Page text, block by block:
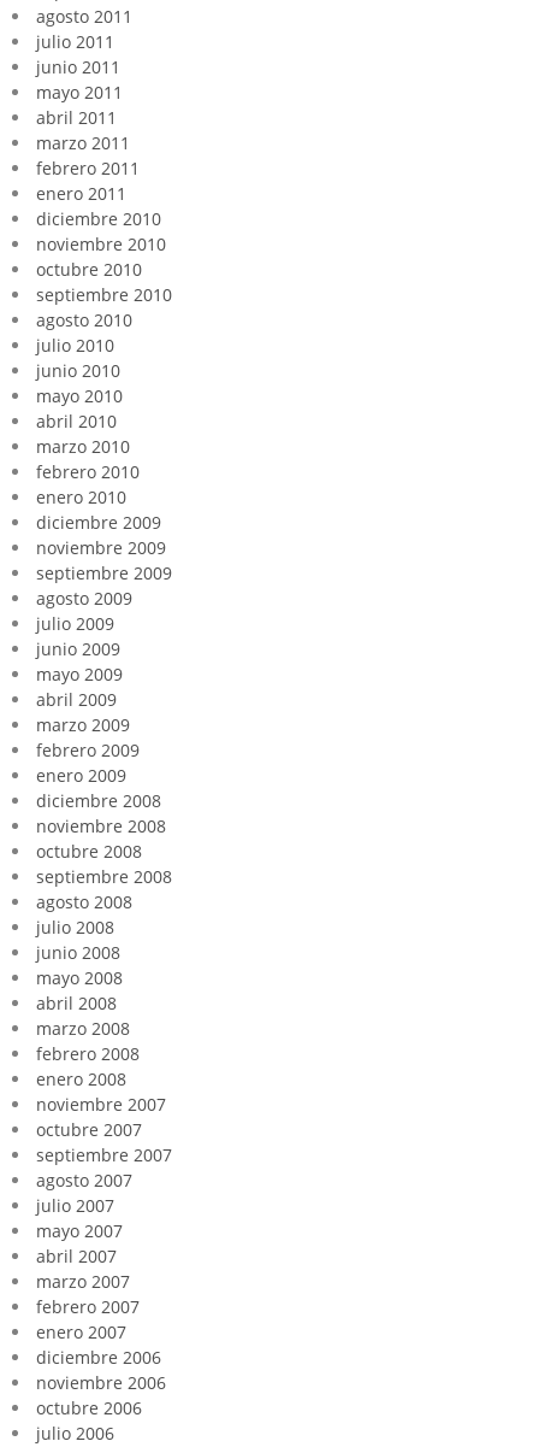
agosto 2011
julio 2011
junio 2011
mayo 2011
abril 2011
marzo 2011
febrero 2011
enero 2011
diciembre 2010
noviembre 2010
octubre 2010
septiembre 2010
agosto 2010
julio 2010
junio 2010
mayo 2010
abril 2010
marzo 2010
febrero 2010
enero 2010
diciembre 2009
noviembre 2009
septiembre 2009
agosto 2009
julio 2009
junio 2009
mayo 2009
abril 2009
marzo 2009
febrero 2009
enero 2009
diciembre 2008
noviembre 2008
octubre 2008
septiembre 2008
agosto 2008
julio 2008
junio 2008
mayo 2008
abril 2008
marzo 2008
febrero 2008
enero 2008
noviembre 2007
octubre 2007
septiembre 2007
agosto 2007
julio 2007
mayo 2007
abril 2007
marzo 2007
febrero 2007
enero 2007
diciembre 2006
noviembre 2006
octubre 2006
julio 2006